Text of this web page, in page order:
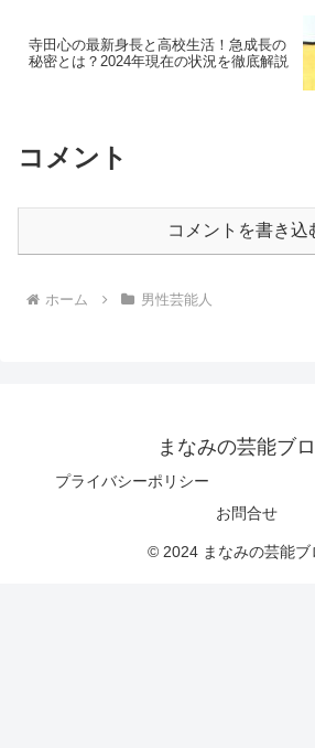
寺田心の最新身長と高校生活！急成長の
秘密とは？2024年現在の状況を徹底解説
コメント
コメントを書き込
ホーム 男性芸能人
まなみの芸能ブ
プライバシーポリシー
お問合せ
© 2024 まなみの芸能ブ